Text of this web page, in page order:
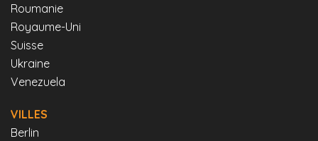
Roumanie
Royaume-Uni
Suisse
Ukraine
Venezuela
VILLES
Berlin